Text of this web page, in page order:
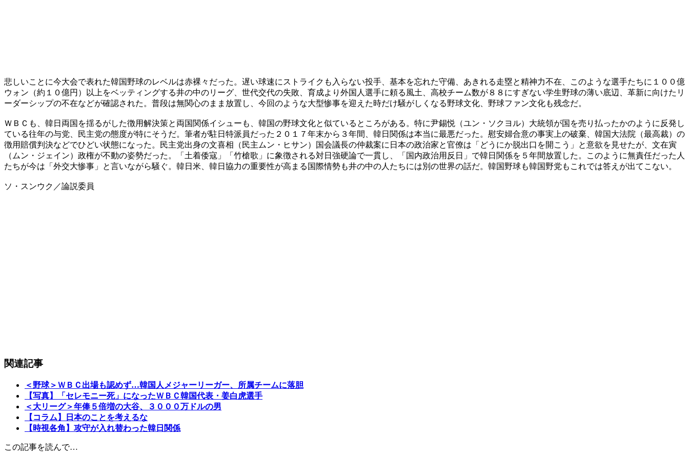
悲しいことに今大会で表れた韓国野球のレベルは赤裸々だった。遅い球速にストライクも入らない投手、基本を忘れた守備、あきれる走塁と精神力不在、このような選手たちに１００億
ウォン（約１０億円）以上をベッティングする井の中のリーグ、世代交代の失敗、育成より外国人選手に頼る風土、高校チーム数が８８にすぎない学生野球の薄い底辺、革新に向けたリ
ーダーシップの不在などが確認された。普段は無関心のまま放置し、今回のような大型惨事を迎えた時だけ騒がしくなる野球文化、野球ファン文化も残念だ。
ＷＢＣも、韓日両国を揺るがした徴用解決策と両国関係イシューも、韓国の野球文化と似ているところがある。特に尹錫悦（ユン・ソクヨル）大統領が国を売り払ったかのように反発し
ている往年の与党、民主党の態度が特にそうだ。筆者が駐日特派員だった２０１７年末から３年間、韓日関係は本当に最悪だった。慰安婦合意の事実上の破棄、韓国大法院（最高裁）の
徴用賠償判決などでひどい状態になった。民主党出身の文喜相（民主ムン・ヒサン）国会議長の仲裁案に日本の政治家と官僚は「どうにか脱出口を開こう」と意欲を見せたが、文在寅
（ムン・ジェイン）政権が不動の姿勢だった。「土着倭寇」「竹槍歌」に象徴される対日強硬論で一貫し、「国内政治用反日」で韓日関係を５年間放置した。このように無責任だった人
たちが今は「外交大惨事」と言いながら騒ぐ。韓日米、韓日協力の重要性が高まる国際情勢も井の中の人たちには別の世界の話だ。韓国野球も韓国野党もこれでは答えが出てこない。
ソ・スンウク／論説委員
関連記事
＜野球＞ＷＢＣ出場も認めず…韓国人メジャーリーガー、所属チームに落胆
【写真】「セレモニー死」になったＷＢＣ韓国代表・姜白虎選手
＜大リーグ＞年俸５倍増の大谷、３０００万ドルの男
【コラム】日本のことを考えるな
【時視各角】攻守が入れ替わった韓日関係
この記事を読んで…